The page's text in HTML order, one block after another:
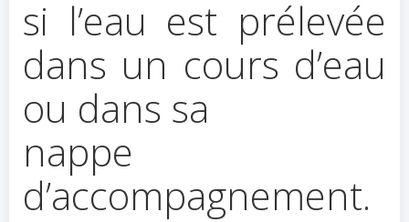
si l’eau est prélevée
dans un cours d’eau
ou dans sa
nappe
d’accompagnement.